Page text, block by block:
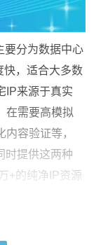
要分为数据中心
快，适合大多数
IP来源于真实
在需要高模拟
容验证等，
时提供这两种
+的纯净IP资源
每一个IP都